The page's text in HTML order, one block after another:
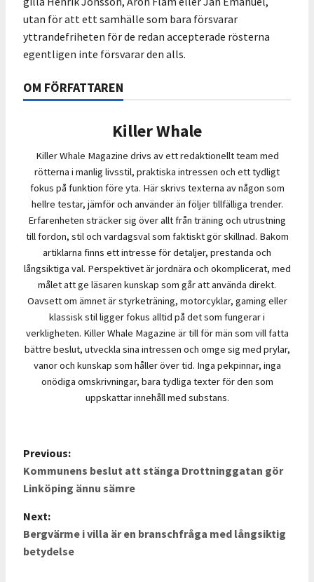
utan för att ett samhälle som bara försvarar
yttrandefriheten för de redan accepterade rösterna
egentligen inte försvarar den alls.
OM FÖRFATTAREN
Killer Whale
Killer Whale Magazine drivs av ett redaktionellt team med
rötterna i manlig livsstil, praktiska intressen och ett tydligt
fokus på funktion före yta. Här skrivs texterna av någon som
hellre testar, jämför och använder än följer tillfälliga trender.
Erfarenheten sträcker sig över allt från träning och utrustning
till fordon, stil och vardagsval som faktiskt gör skillnad. Bakom
artiklarna finns ett intresse för detaljer, prestanda och
långsiktiga val. Perspektivet är jordnära och okomplicerat, med
målet att ge läsaren kunskap som går att använda direkt.
Oavsett om ämnet är styrketräning, motorcyklar, gaming eller
klassisk stil ligger fokus alltid på det som fungerar i
verkligheten. Killer Whale Magazine är till för män som vill fatta
bättre beslut, utveckla sina intressen och omge sig med prylar,
vanor och kunskap som håller över tid. Inga pekpinnar, inga
onödiga omskrivningar, bara tydliga texter för den som
uppskattar innehåll med substans.
P
o
s
t
Previous:
Kommunens beslut att stänga Drottninggatan gör
Linköping ännu sämre
Next:
Bergvärme i villa är en branschfråga med långsiktig
betydelse